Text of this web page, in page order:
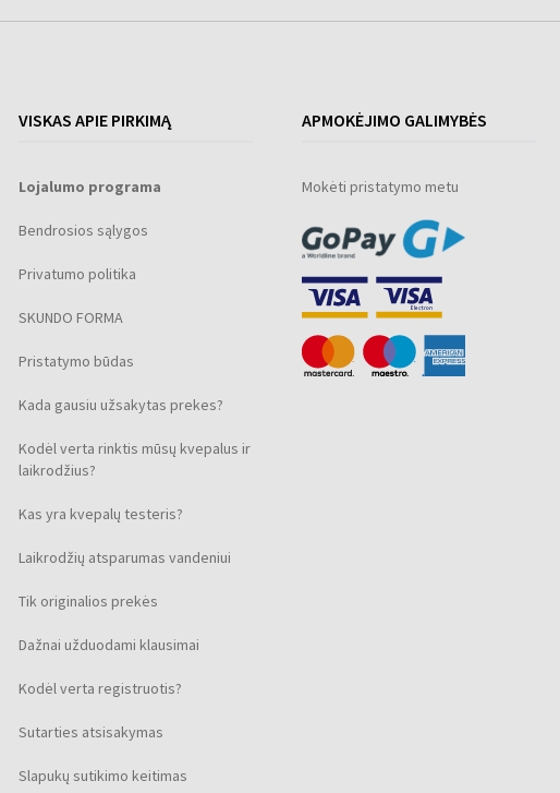
VISKAS APIE PIRKIMĄ
Lojalumo programa
Bendrosios sąlygos
Privatumo politika
SKUNDO FORMA
Pristatymo būdas
Kada gausiu užsakytas prekes?
Kodėl verta rinktis mūsų kvepalus ir
laikrodžius?
Kas yra kvepalų testeris?
Laikrodžių atsparumas vandeniui
Tik originalios prekės
Dažnai užduodami klausimai
Kodėl verta registruotis?
Sutarties atsisakymas
Slapukų sutikimo keitimas
APMOKĖJIMO GALIMYBĖS
Mokėti pristatymo metu